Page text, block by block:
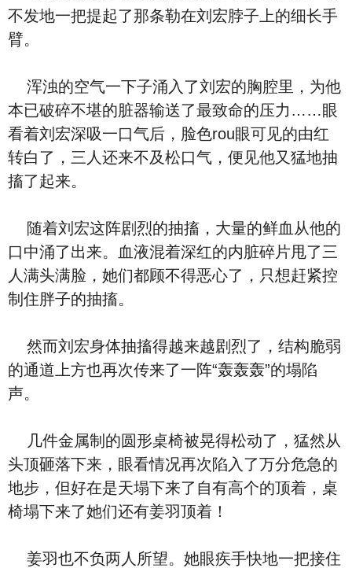
不发地一把提起了那条勒在刘宏脖子上的细长手
臂。
浑浊的空气一下子涌入了刘宏的胸腔里，为他
本已破碎不堪的脏器输送了最致命的压力……眼
看着刘宏深吸一口气后，脸色rou眼可见的由红
转白了，三人还来不及松口气，便见他又猛地抽
搐了起来。
随着刘宏这阵剧烈的抽搐，大量的鲜血从他的
口中涌了出来。血液混着深红的内脏碎片甩了三
人满头满脸，她们都顾不得恶心了，只想赶紧控
制住胖子的抽搐。
然而刘宏身体抽搐得越来越剧烈了，结构脆弱
的通道上方也再次传来了一阵“轰轰轰”的塌陷
声。
几件金属制的圆形桌椅被晃得松动了，猛然从
头顶砸落下来，眼看情况再次陷入了万分危急的
地步，但好在是天塌下来了自有高个的顶着，桌
椅塌下来了她们还有姜羽顶着！
姜羽也不负两人所望。她眼疾手快地一把接住